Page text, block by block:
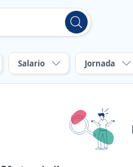
Salario Jornada